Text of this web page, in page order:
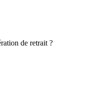
de retrait ?